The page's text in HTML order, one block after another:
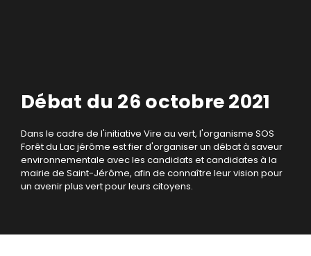
Débat du 26 octobre 2021
Dans le cadre de l'initiative Vire au vert, l'organisme SOS
Forêt du Lac jérôme est fier d'organiser un débat à saveur
environnementale avec les candidats et candidates à la
mairie de Saint-Jérôme, afin de connaître leur vision pour
un avenir plus vert pour leurs citoyens.